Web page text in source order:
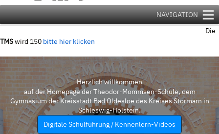
NAVIGATION
Die
TMSwird 150 bitte hier klicken
Herzlich willkommen
auf der Homepage der Theodor-Mommsen-Schule, dem
Gymnasium der Kreisstadt Bad Oldesloe des Kreises Stormarn in
Schleswig-Holstein.
Digitale Schulführung / Kennenlern-Videos